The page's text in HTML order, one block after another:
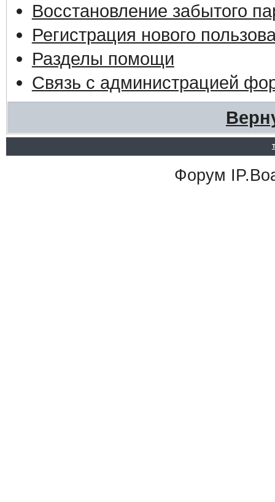
Восстановление забытого
Регистрация нового
Разделы помощи
Связь с администрацией
Форум